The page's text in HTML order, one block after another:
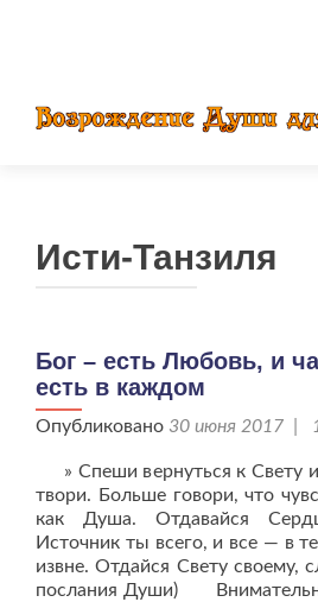
Исти-Танзиля
Бог – есть Любовь, и
есть в каждом
Опубликовано 30 июня 2017 |
» Спеши вернуться к Свету
твори. Больше говори, что
как Душа. Отдавайся
Источник ты всего, и все — в
извне. Отдайся Свету своему,
послания Души)